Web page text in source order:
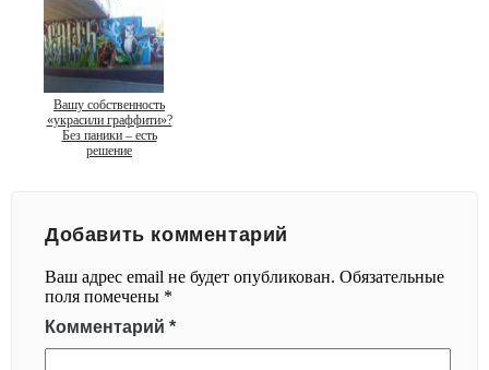
Вашу собственность
«украсили граффити»?
Без паники – есть
решение
Добавить комментарий
Ваш адрес email не будет опубликован. Обязательные
поля помечены *
Комментарий *